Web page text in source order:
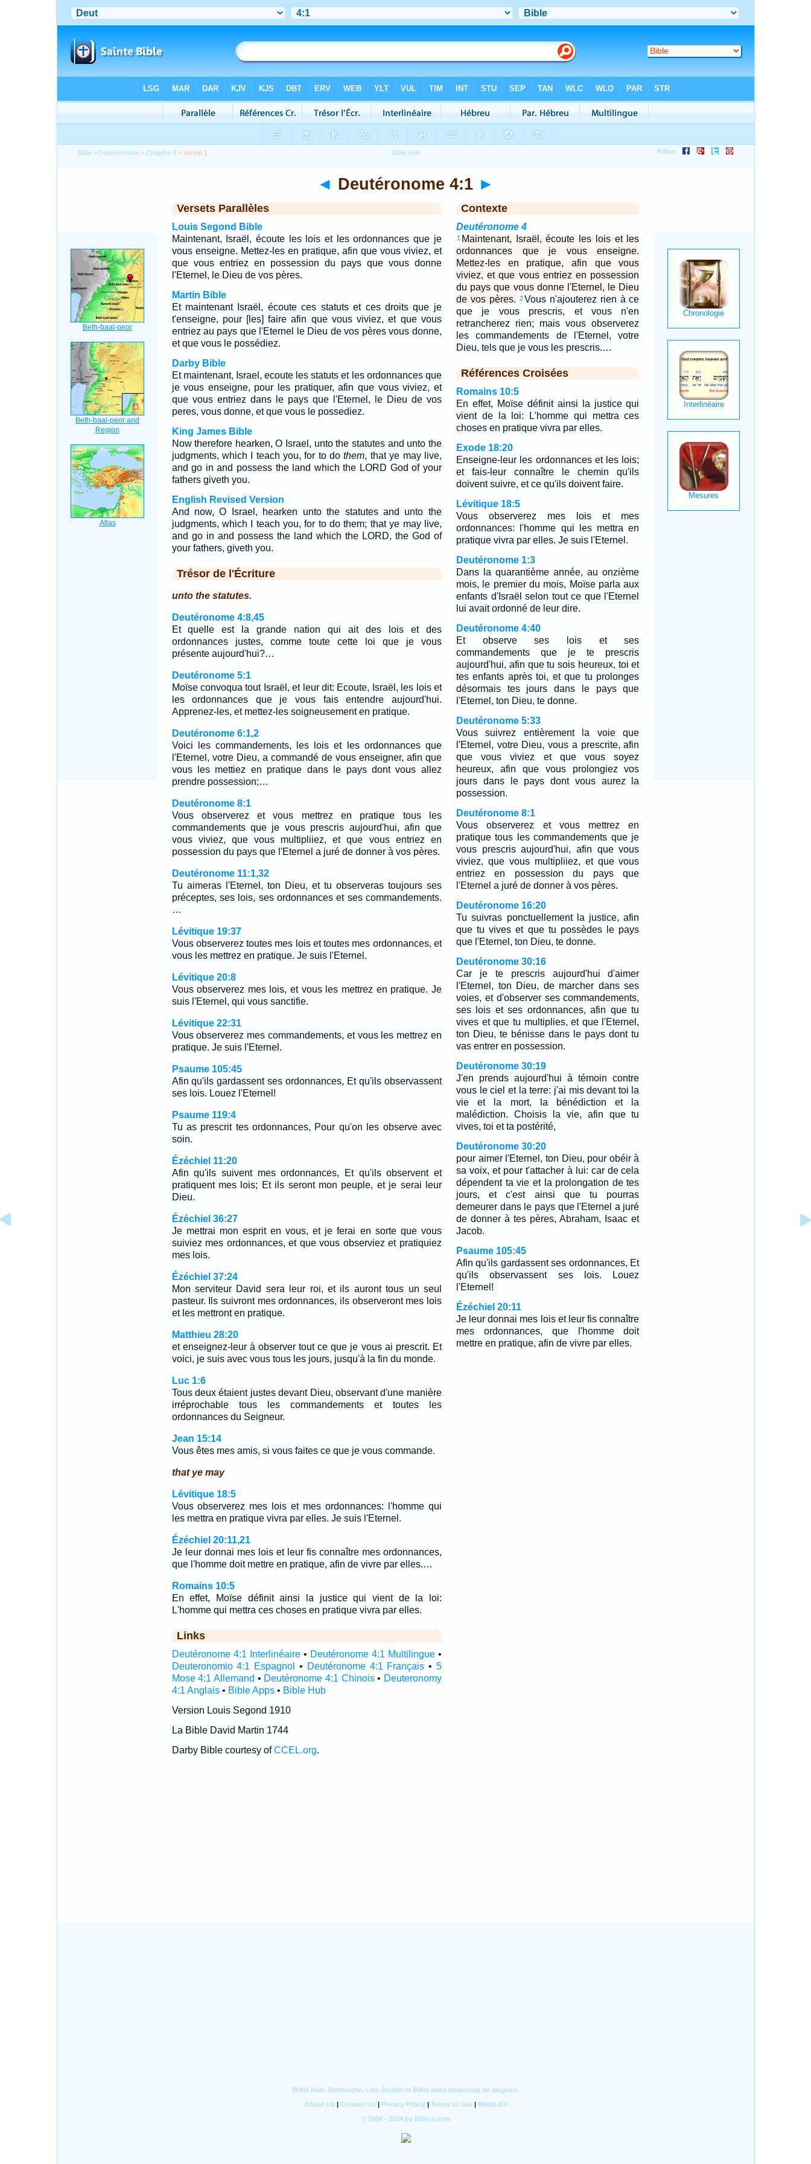
Bible > Deutéronome >Chapitre 4 > Verset 1
◄ Deutéronome 4:1 ►
Versets Parallèles
Louis Segond Bible
Maintenant, Israël, écoute les lois et les ordonnances que je
vous enseigne. Mettez-les en pratique, afin que vous viviez, et
que vous entriez en possession du pays que vous donne
l'Eternel, le Dieu de vos pères.
Martin Bible
Et maintenant Israël, écoute ces statuts et ces droits que je
t'enseigne, pour [les] faire afin que vous viviez, et que vous
entriez au pays que l'Eternel le Dieu de vos pères vous donne,
et que vous le possédiez.
Darby Bible
Et maintenant, Israel, ecoute les statuts et les ordonnances que
je vous enseigne, pour les pratiquer, afin que vous viviez, et
que vous entriez dans le pays que l'Eternel, le Dieu de vos
peres, vous donne, et que vous le possediez.
King James Bible
Now therefore hearken, O Israel, unto the statutes and unto the
judgments, which I teach you, for to dothem, that ye may live,
and go in and possess the land which the LORD God of your
fathers giveth you.
English Revised Version
And now, O Israel, hearken unto the statutes and unto the
judgments, which I teach you, for to do them; that ye may live,
and go in and possess the land which the LORD, the God of
your fathers, giveth you.
Trésor de l'Écriture
unto the statutes.
Deutéronome 4:8,45
Et quelle est la grande nation qui ait des lois et des
ordonnances justes, comme toute cette loi que je vous
présente aujourd'hui?…
Deutéronome 5:1
Moïse convoqua tout Israël, et leur dit: Ecoute, Israël, les lois et
les ordonnances que je vous fais entendre aujourd'hui.
Apprenez-les, et mettez-les soigneusement en pratique.
Deutéronome 6:1,2
Voici les commandements, les lois et les ordonnances que
l'Eternel, votre Dieu, a commandé de vous enseigner, afin que
vous les mettiez en pratique dans le pays dont vous allez
prendre possession;…
Deutéronome 8:1
Vous observerez et vous mettrez en pratique tous les
commandements que je vous prescris aujourd'hui, afin que
vous viviez, que vous multipliiez, et que vous entriez en
possession du pays que l'Eternel a juré de donner à vos pères.
Deutéronome 11:1,32
Tu aimeras l'Eternel, ton Dieu, et tu observeras toujours ses
préceptes, ses lois, ses ordonnances et ses commandements.
…
Lévitique 19:37
Vous observerez toutes mes lois et toutes mes ordonnances, et
vous les mettrez en pratique. Je suis l'Eternel.
Lévitique 20:8
Vous observerez mes lois, et vous les mettrez en pratique. Je
suis l'Eternel, qui vous sanctifie.
Lévitique 22:31
Vous observerez mes commandements, et vous les mettrez en
pratique. Je suis l'Eternel.
Psaume 105:45
Afin qu'ils gardassent ses ordonnances, Et qu'ils observassent
ses lois. Louez l'Eternel!
Psaume 119:4
Tu as prescrit tes ordonnances, Pour qu'on les observe avec
soin.
Ézéchiel 11:20
Afin qu'ils suivent mes ordonnances, Et qu'ils observent et
pratiquent mes lois; Et ils seront mon peuple, et je serai leur
Dieu.
Ézéchiel 36:27
Je mettrai mon esprit en vous, et je ferai en sorte que vous
suiviez mes ordonnances, et que vous observiez et pratiquiez
mes lois.
Ézéchiel 37:24
Mon serviteur David sera leur roi, et ils auront tous un seul
pasteur. Ils suivront mes ordonnances, ils observeront mes lois
et les mettront en pratique.
Matthieu 28:20
et enseignez-leur à observer tout ce que je vous ai prescrit. Et
voici, je suis avec vous tous les jours, jusqu'à la fin du monde.
Luc 1:6
Tous deux étaient justes devant Dieu, observant d'une manière
irréprochable tous les commandements et toutes les
ordonnances du Seigneur.
Jean 15:14
Vous êtes mes amis, si vous faites ce que je vous commande.
that ye may
Lévitique 18:5
Vous observerez mes lois et mes ordonnances: l'homme qui
les mettra en pratique vivra par elles. Je suis l'Eternel.
Ézéchiel 20:11,21
Je leur donnai mes lois et leur fis connaître mes ordonnances,
que l'homme doit mettre en pratique, afin de vivre par elles.…
Romains 10:5
En effet, Moïse définit ainsi la justice qui vient de la loi:
L'homme qui mettra ces choses en pratique vivra par elles.
Links
Deutéronome 4:1 Interlinéaire• Deutéronome 4:1 Multilingue•
Deuteronomio 4:1 Espagnol
• Deutéronome 4:1 Français • 5
Mose 4:1 Allemand • Deutéronome 4:1 Chinois• Deuteronomy
4:1 Anglais• Bible Apps• Bible Hub
Version Louis Segond 1910
La Bible David Martin 1744
Darby Bible courtesy ofCCEL.org.
Contexte
Deutéronome 4
1 Maintenant, Israël, écoute les lois et les
ordonnances que je vous enseigne.
Mettez-les en pratique, afin que vous
viviez, et que vous entriez en possession
du pays que vous donne l'Eternel, le Dieu
de vos pères.
2Vous n'ajouterez rien à ce
que je vous prescris, et vous n'en
retrancherez rien; mais vous observerez
les commandements de l'Eternel, votre
Dieu, tels que je vous les prescris.…
Références Croisées
Romains 10:5
En effet, Moïse définit ainsi la justice qui
vient de la loi: L'homme qui mettra ces
choses en pratique vivra par elles.
Exode 18:20
Enseigne-leur les ordonnances et les lois;
et fais-leur connaître le chemin qu'ils
doivent suivre, et ce qu'ils doivent faire.
Lévitique 18:5
Vous observerez mes lois et mes
ordonnances: l'homme qui les mettra en
pratique vivra par elles. Je suis l'Eternel.
Deutéronome 1:3
Dans la quarantième année, au onzième
mois, le premier du mois, Moïse parla aux
enfants d'Israël selon tout ce que l'Eternel
lui avait ordonné de leur dire.
Deutéronome 4:40
Et observe ses lois et ses
commandements que je te prescris
aujourd'hui, afin que tu sois heureux, toi et
tes enfants après toi, et que tu prolonges
désormais tes jours dans le pays que
l'Eternel, ton Dieu, te donne.
Deutéronome 5:33
Vous suivrez entièrement la voie que
l'Eternel, votre Dieu, vous a prescrite, afin
que vous viviez et que vous soyez
heureux, afin que vous prolongiez vos
jours dans le pays dont vous aurez la
possession.
Deutéronome 8:1
Vous observerez et vous mettrez en
pratique tous les commandements que je
vous prescris aujourd'hui, afin que vous
viviez, que vous multipliiez, et que vous
entriez en possession du pays que
l'Eternel a juré de donner à vos pères.
Deutéronome 16:20
Tu suivras ponctuellement la justice, afin
que tu vives et que tu possèdes le pays
que l'Eternel, ton Dieu, te donne.
Deutéronome 30:16
Car je te prescris aujourd'hui d'aimer
l'Eternel, ton Dieu, de marcher dans ses
voies, et d'observer ses commandements,
ses lois et ses ordonnances, afin que tu
vives et que tu multiplies, et que l'Eternel,
ton Dieu, te bénisse dans le pays dont tu
vas entrer en possession.
Deutéronome 30:19
J'en prends aujourd'hui à témoin contre
vous le ciel et la terre: j'ai mis devant toi la
vie et la mort, la bénédiction et la
malédiction. Choisis la vie, afin que tu
vives, toi et ta postérité,
Deutéronome 30:20
pour aimer l'Eternel, ton Dieu, pour obéir à
sa voix, et pour t'attacher à lui: car de cela
dépendent ta vie et la prolongation de tes
jours, et c'est ainsi que tu pourras
demeurer dans le pays que l'Eternel a juré
de donner à tes pères, Abraham, Isaac et
Jacob.
Psaume 105:45
Afin qu'ils gardassent ses ordonnances, Et
qu'ils observassent ses lois. Louez
l'Eternel!
Ézéchiel 20:11
Je leur donnai mes lois et leur fis connaître
mes ordonnances, que l'homme doit
mettre en pratique, afin de vivre par elles.